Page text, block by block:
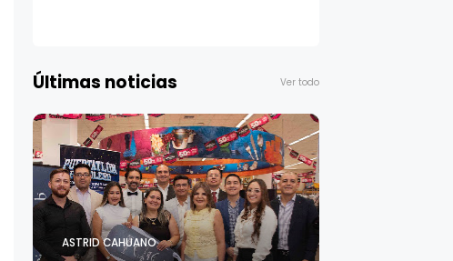
Últimas noticias Ver todo
ASTRID CAHUANO